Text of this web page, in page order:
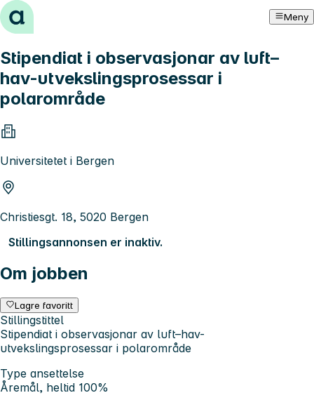
Hopp til innhold Meny
Stipendiat i observasjonar av luft–
hav-utvekslingsprosessar i
polarområde
Universitetet i Bergen
Christiesgt. 18, 5020 Bergen
Stillingsannonsen er inaktiv.
Om jobben
Lagre favoritt
Stillingstittel
Stipendiat i observasjonar av luft–hav-
utvekslingsprosessar i polarområde
Type ansettelse
Åremål, heltid 100%